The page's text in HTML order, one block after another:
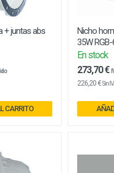
+ juntas abs
CARRITO
Nicho
35W RGB-
En stock
273,70 €
226,20 €Sin